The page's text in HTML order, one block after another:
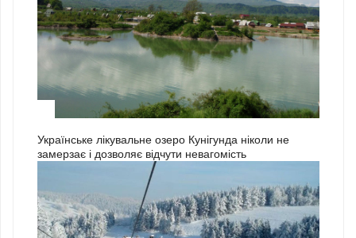
Українське лікувальне озеро Кунігунда ніколи не
замерзає і дозволяє відчути невагомість